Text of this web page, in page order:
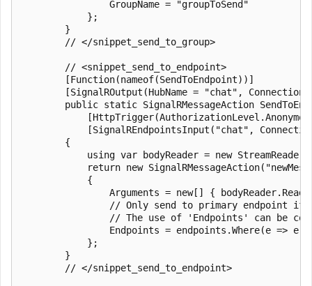
                GroupName = "groupToSend"
            };
        }
        // </snippet_send_to_group>
        // <snippet_send_to_endpoint>
        [Function(nameof(SendToEndpoint))]
[SignalROutput(HubName = "chat",
public static SignalRMessageAction
[SignalREndpointsInput("chat",
        {
using var bodyReader = new
return new
            {
Arguments = new[] {
// Only send to primary endpoint
// The use of 'Endpoints' can be
Endpoints = endpoints.Where(e =>
            };
        }
        // </snippet_send_to_endpoint>